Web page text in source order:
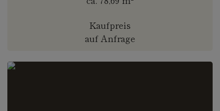
Kaufpreis
auf Anfrage